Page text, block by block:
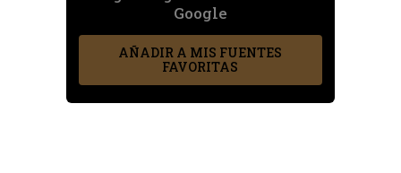
Google
AÑADIR A MIS FUENTES
FAVORITAS